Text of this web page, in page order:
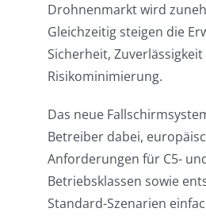
Drohnenmarkt wird
Gleichzeitig steigen die
Sicherheit,
Risikominimierung.
Das neue
Betreiber dabei,
Anforderungen für C5-
Betriebsklassen sowie
Standard-Szenarien